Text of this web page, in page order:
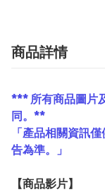
商品詳情
*** 所有商品圖片
同。**
「產品相關資訊
告為準。」
【商品影片】